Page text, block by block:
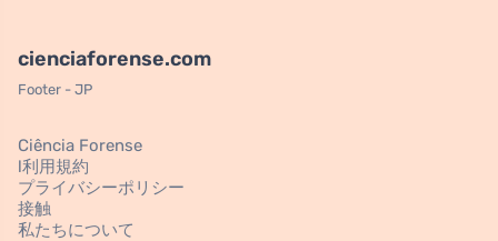
cienciaforense.com
Footer - JP
Ciência Forense
l利用規約
プライバシーポリシー
接触
私たちについて